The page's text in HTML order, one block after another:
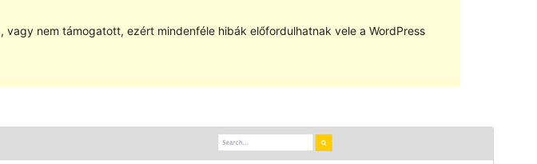
nem támogatott, ezért mindenféle hibák előfordulhatnak vele a WordPress
ElőnézetLetöltés